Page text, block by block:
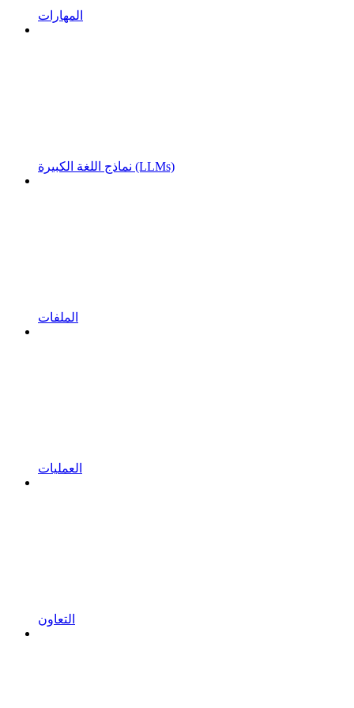
المهارات
نماذج اللغة الكبيرة (LLMs)
الملفات
العمليات
التعاون